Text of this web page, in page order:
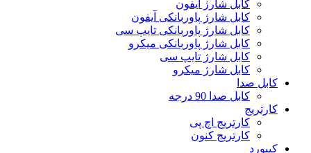
کابل شارژ آیفون
کابل شارژ پاوربانکی آیفون
کابل شارژ پاوربانکی تایپ سی
کابل شارژ پاوربانکی میکرو
کابل شارژ تایپ سی
کابل شارژ میکرو
کابل صدا
کابل صدا 90 درجه
کارتریج
کارتریج اچ پی
کارتریج کنون
کیبورد